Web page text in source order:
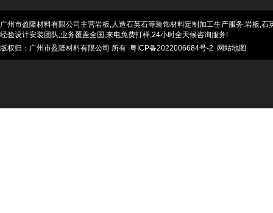
广州市盈隆材料有限公司主营岩板,人造石英石等装饰材料定制加工生产服务.岩板,
经验设计安装团队,业务覆盖全国,来电免费打样,24小时全天候咨询服务!
版权归：广州市盈隆材料有限公司 所有 粤ICP备2022006684号-2 网站地图